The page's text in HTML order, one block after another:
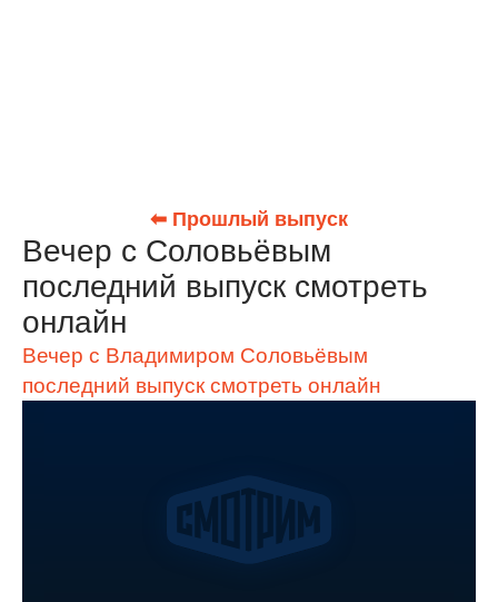
⬅ Прошлый выпуск
Вечер с Соловьёвым
последний выпуск смотреть
онлайн
Вечер с Владимиром Соловьёвым
последний выпуск смотреть онлайн